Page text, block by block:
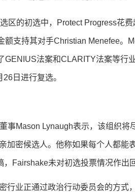
区的初选中，Protect Progress花
额支持其对手Christian Menefee。
GENIUS法案和CLARITY法案等行
日进行复选。
事Mason Lynaugh表示，该组织将
加密候选人。他称如果每个人都能
，Fairshake未对初选投票情况作出
行业正通过政治行动委员会的方式